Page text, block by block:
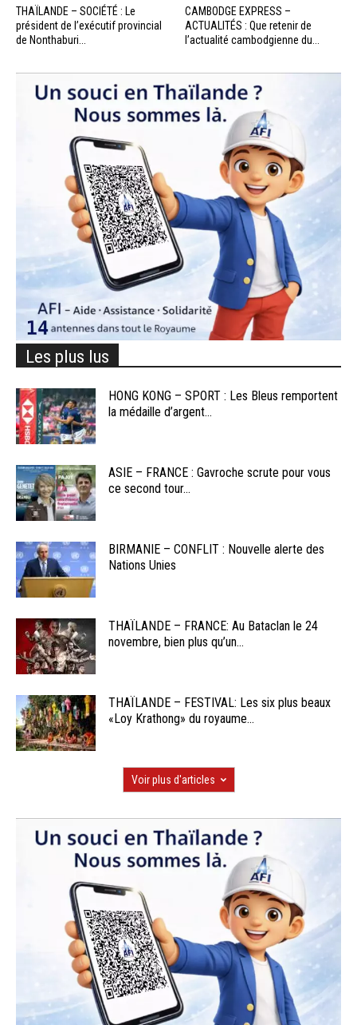
THAÏLANDE – SOCIÉTÉ : Le
président de l’exécutif provincial
de Nonthaburi...
CAMBODGE EXPRESS –
ACTUALITÉS : Que retenir de
l’actualité cambodgienne du...
Les plus lus
HONG KONG – SPORT : Les Bleus remportent
la médaille d’argent...
ASIE – FRANCE : Gavroche scrute pour vous
ce second tour...
BIRMANIE – CONFLIT : Nouvelle alerte des
Nations Unies
THAÏLANDE – FRANCE: Au Bataclan le 24
novembre, bien plus qu’un...
THAÏLANDE – FESTIVAL: Les six plus beaux
«Loy Krathong» du royaume...
Voir plus d'articles